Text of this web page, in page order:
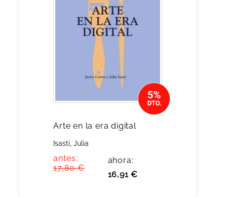
Arte en la era digital
Isasti, Julia
antes:
17,80 €
ahora:
16,91 €